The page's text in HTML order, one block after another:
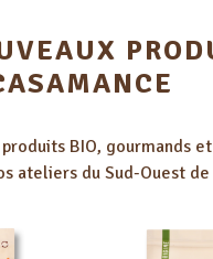
BIO, gourmands
ateliers du Sud-Ouest